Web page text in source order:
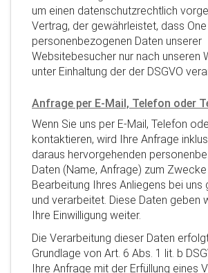
um einen datenschutzrechtlich
Vertrag, der gewährleistet, dass
personenbezogenen Daten unserer
Websitebesucher nur nach unseren
unter Einhaltung der der DSGVO
Anfrage per E-Mail, Telefon oder
Wenn Sie uns per E-Mail, Telefon
kontaktieren, wird Ihre Anfrage
daraus hervorgehenden
Daten (Name, Anfrage) zum
Bearbeitung Ihres Anliegens bei uns
und verarbeitet. Diese Daten geben
Ihre Einwilligung weiter.
Die Verarbeitung dieser Daten
Grundlage von Art. 6 Abs. 1 lit. b
Ihre Anfrage mit der Erfüllung eines